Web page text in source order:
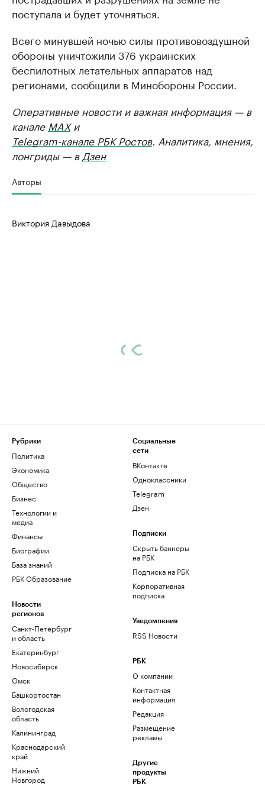
поступала и будет уточняться.
Всего минувшей ночью силы противовоздушной
обороны уничтожили 376 украинских
беспилотных летательных аппаратов над
регионами, сообщили в Минобороны России.
Оперативные новости и важная информация — в
канале MAXи
Telegram-канале РБК Ростов. Аналитика, мнения,
лонгриды — в Дзен
Авторы
Виктория Давыдова
Рубрики
Политика
Экономика
Общество
Бизнес
Технологии и
медиа
Финансы
Биографии
База знаний
РБК Образование
Новости
регионов
Санкт-Петербург
и область
Екатеринбург
Новосибирск
Омск
Башкортостан
Вологодская
область
Калининград
Краснодарский
край
Нижний
Новгород
Социальные
сети
ВКонтакте
Одноклассники
Telegram
Дзен
Подписки
Скрыть баннеры
на РБК
Подписка на РБК
Корпоративная
подписка
Уведомления
RSS Новости
РБК
О компании
Контактная
информация
Редакция
Размещение
рекламы
Другие
продукты
РБК